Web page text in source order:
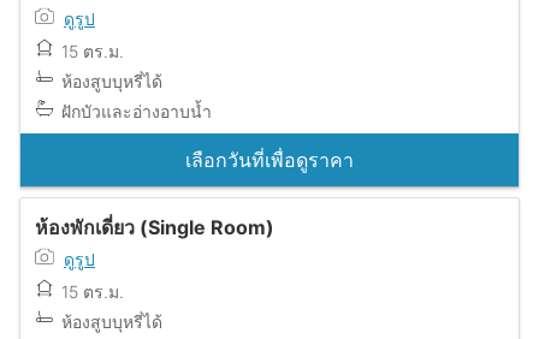
ดูรูป
15 ตร.ม.
ห้องสูบบุหรี่ได้
ฝักบัวและอ่างอาบน้ำ
เลือกวันที่เพื่อดูราคา
ห้องพักเดี่ยว (Single Room)
ดูรูป
15 ตร.ม.
ห้องสูบบุหรี่ได้